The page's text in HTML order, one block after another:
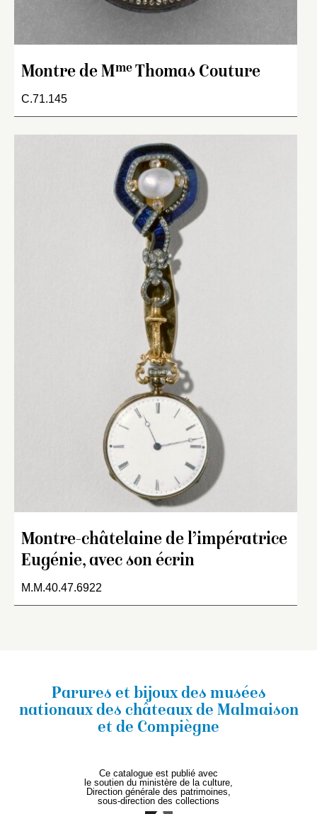
Montre de MmeThomas Couture
C.71.145
Montre-châtelaine de l’impératrice
Eugénie, avec son écrin
M.M.40.47.6922
Parures et bijoux des musées
nationauxdes châteaux de Malmaison
et de Compiègne
Ce catalogue est publié avec
le soutien du ministère de la culture,
Direction générale des patrimoines,
sous-direction des collections